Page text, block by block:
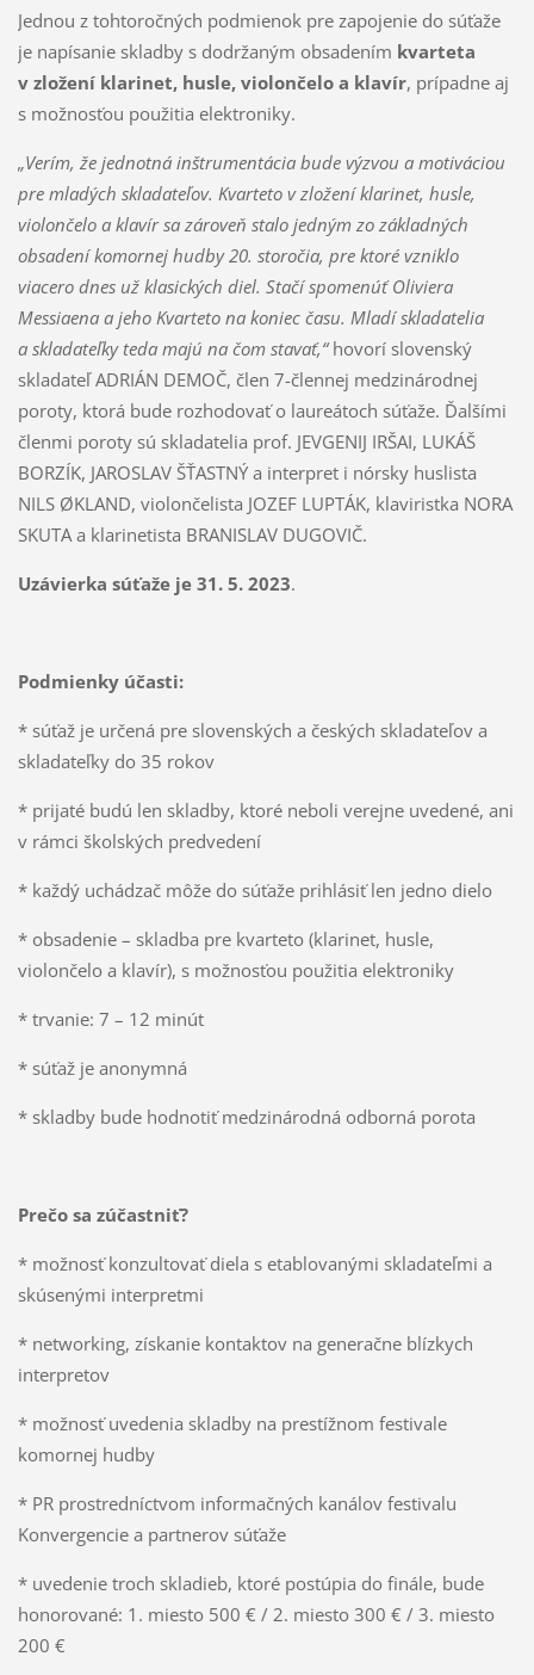
Jednou z tohtoročných podmienok pre zapojenie do súťaže
je napísanie skladby s dodržaným obsadením kvarteta
v zložení klarinet, husle, violončelo a klavír, prípadne aj
s možnosťou použitia elektroniky.
„Verím, že jednotná inštrumentácia bude výzvou a motiváciou
pre mladých skladateľov. Kvarteto v zložení klarinet, husle,
violončelo a klavír sa zároveň stalo jedným zo základných
obsadení komornej hudby 20. storočia, pre ktoré vzniklo
viacero dnes už klasických diel. Stačí spomenúť Oliviera
Messiaena a jeho Kvarteto na koniec času. Mladí skladatelia
a skladateľky teda majú na čom stavať,“hovorí slovenský
skladateľ ADRIÁN DEMOČ, člen 7-člennej medzinárodnej
poroty, ktorá bude rozhodovať o laureátoch súťaže. Ďalšími
členmi poroty sú skladatelia prof. JEVGENIJ IRŠAI, LUKÁŠ
BORZÍK, JAROSLAV ŠŤASTNÝ a interpret i nórsky huslista
NILS ØKLAND, violončelista JOZEF LUPTÁK, klaviristka NORA
SKUTA a klarinetista BRANISLAV DUGOVIČ.
Uzávierka súťaže je 31. 5. 2023.
Podmienky účasti:
* súťaž je určená pre slovenských a českých skladateľov a
skladateľky do 35 rokov
* prijaté budú len skladby, ktoré neboli verejne uvedené, ani
v rámci školských predvedení
* každý uchádzač môže do súťaže prihlásiť len jedno dielo
* obsadenie – skladba pre kvarteto (klarinet, husle,
violončelo a klavír), s možnosťou použitia elektroniky
* trvanie: 7 – 12 minút
* súťaž je anonymná
* skladby bude hodnotiť medzinárodná odborná porota
Prečo sa zúčastniť?
* možnosť konzultovať diela s etablovanými skladateľmi a
skúsenými interpretmi
* networking, získanie kontaktov na generačne blízkych
interpretov
* možnosť uvedenia skladby na prestížnom festivale
komornej hudby
* PR prostredníctvom informačných kanálov festivalu
Konvergencie a partnerov súťaže
* uvedenie troch skladieb, ktoré postúpia do finále, bude
honorované: 1. miesto 500 € / 2. miesto 300 € / 3. miesto
200 €